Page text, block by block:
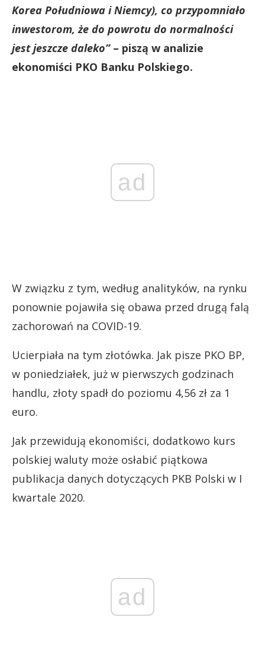
Korea Południowa i Niemcy), co przypomniało
inwestorom, że do powrotu do normalności
jest jeszcze daleko”– piszą w analizie
ekonomiści PKO Banku Polskiego.
ad
W związku z tym, według analityków, na rynku
ponownie pojawiła się obawa przed drugą falą
zachorowań na COVID-19.
Ucierpiała na tym złotówka. Jak pisze PKO BP,
w poniedziałek, już w pierwszych godzinach
handlu, złoty spadł do poziomu 4,56 zł za 1
euro.
Jak przewidują ekonomiści, dodatkowo kurs
polskiej waluty może osłabić piątkowa
publikacja danych dotyczących PKB Polski w I
kwartale 2020.
ad